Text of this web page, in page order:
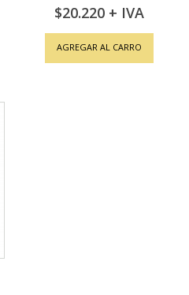
$20.220
AGREGAR AL CARRO